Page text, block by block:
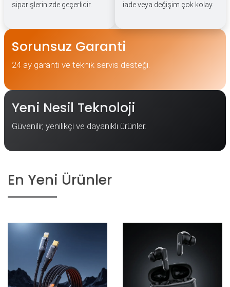
siparişlerinizde geçerlidir.
Sorunsuz Garanti
24 ay garanti ve teknik servis desteği.
Yeni Nesil Teknoloji
Güvenilir, yenilikçi ve dayanıklı ürünler.
iade veya değişim çok kolay.
En Yeni Ürünler